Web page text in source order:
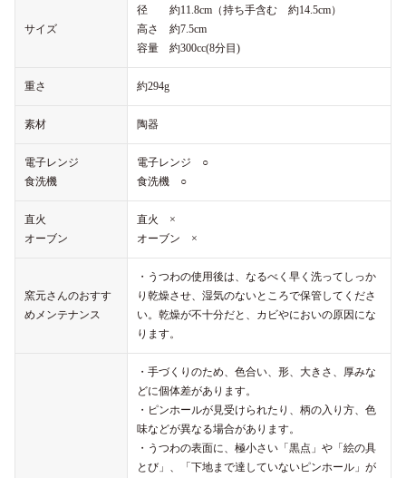
サイズ
径 約11.8cm（持ち手含む 約14.5cm）
高さ 約7.5cm
容量 約300cc(8分目)
重さ 約294g
素材 陶器
電子レンジ
食洗機
電子レンジ ○
食洗機 ○
直火
オーブン
直火 ×
オーブン ×
窯元さんのおすす
めメンテナンス
・うつわの使用後は、なるべく早く洗ってしっか
り乾燥させ、湿気のないところで保管してくださ
い。乾燥が不十分だと、カビやにおいの原因にな
ります。
・手づくりのため、色合い、形、大きさ、厚みな
どに個体差があります。
・ピンホールが見受けられたり、柄の入り方、色
味などが異なる場合があります。
・うつわの表面に、極小さい「黒点」や「絵の具
とび」、「下地まで達していないピンホール」が